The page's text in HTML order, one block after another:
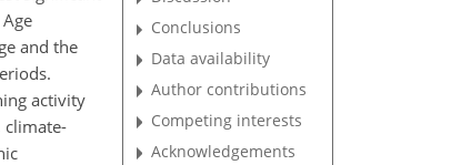
and the
activity
climate-
Conclusions
Data availability
Author contributions
Competing interests
Acknowledgements